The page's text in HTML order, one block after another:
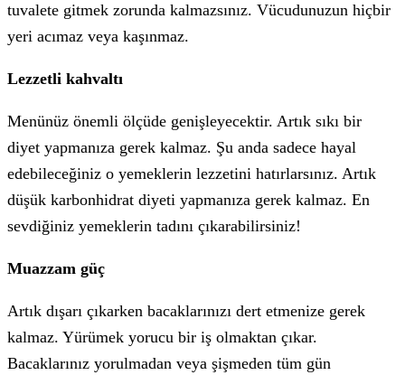
tuvalete gitmek zorunda kalmazsınız. Vücudunuzun hiçbir
yeri acımaz veya kaşınmaz.
Lezzetli kahvaltı
Menünüz önemli ölçüde genişleyecektir. Artık sıkı bir
diyet yapmanıza gerek kalmaz. Şu anda sadece hayal
edebileceğiniz o yemeklerin lezzetini hatırlarsınız. Artık
düşük karbonhidrat diyeti yapmanıza gerek kalmaz. En
sevdiğiniz yemeklerin tadını çıkarabilirsiniz!
Muazzam güç
Artık dışarı çıkarken bacaklarınızı dert etmenize gerek
kalmaz. Yürümek yorucu bir iş olmaktan çıkar.
Bacaklarınız yorulmadan veya şişmeden tüm gün